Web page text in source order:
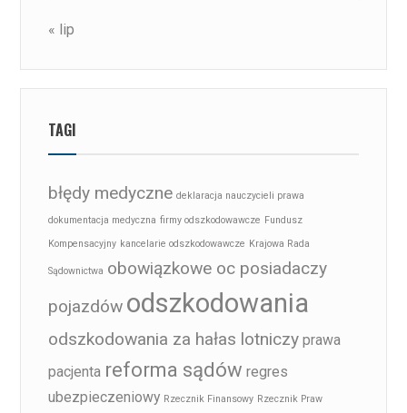
« lip
TAGI
błędy medyczne deklaracja nauczycieli prawa
dokumentacja medyczna firmy odszkodowawcze Fundusz
Kompensacyjny kancelarie odszkodowawcze Krajowa Rada
Sądownictwa obowiązkowe oc posiadaczy
pojazdów odszkodowania
odszkodowania za hałas lotniczy prawa
pacjenta reforma sądów regres
ubezpieczeniowy Rzecznik Finansowy Rzecznik Praw